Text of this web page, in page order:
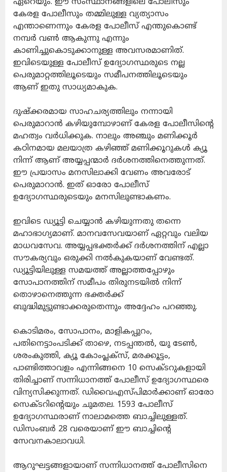
കേരള പോലീസും തമ്മിലുള്ള വ്യത്യാസം
എന്താണെന്നും കേരള പോലീസ് എന്തുകൊണ്ട്
നമ്പര്‍ വണ്‍ ആകുന്നു എന്നും
കാണിച്ചുകൊടുക്കാനുള്ള അവസരമാണിത്.
ഇവിടെയുള്ള പോലീസ് ഉദ്യോഗസ്ഥരുടെ നല്ല
പെരുമാറ്റത്തിലൂടെയും സമീപനത്തിലൂടെയും
ആണ് ഇതു സാധ്യമാകുക.
ദുഷ്‌ക്കരമായ സാഹചര്യത്തിലും നന്നായി
പെരുമാറാന്‍ കഴിയുമ്പോഴാണ് കേരള പോലീസിന്റെ
മഹത്വം വര്‍ധിക്കുക. നാലും അഞ്ചും മണിക്കൂര്‍
കഠിനമായ മലയാത്ര കഴിഞ്ഞ് മണിക്കൂറുകള്‍ ക്യൂ
നിന്ന് ആണ് അയ്യപ്പന്മാര്‍ ദര്‍ശനത്തിനെത്തുന്നത്.
ഈ പ്രയാസം മനസിലാക്കി വേണം അവരോട്
പെരുമാറാന്‍. ഇത് ഓരോ പോലീസ്
ഉദ്യോഗസ്ഥരുടെയും മനസിലുണ്ടാകണം.
ഇവിടെ ഡ്യൂട്ടി ചെയ്യാന്‍ കഴിയുന്നതു തന്നെ
മഹാഭാഗ്യമാണ്. മാനവസേവയാണ് ഏറ്റവും വലിയ
മാധവസേവ. അയ്യപ്പഭക്തര്‍ക്ക് ദര്‍ശനത്തിന് എല്ലാ
സൗകര്യവും ഒരുക്കി നല്‍കുകയാണ് വേണ്ടത്.
ഡ്യൂട്ടിയിലുള്ള സമയത്ത് അല്ലാത്തപ്പോഴും
സോപാനത്തിന് സമീപം തിരുനടയില്‍ നിന്ന്
തൊഴാനെത്തുന്ന ഭക്തര്‍ക്ക്
ബുദ്ധിമുട്ടുണ്ടാക്കരുതെന്നും അദ്ദേഹം പറഞ്ഞു.
കൊടിമരം, സോപാനം, മാളികപ്പുറം,
പതിനെട്ടാംപടിക്ക് താഴെ, നടപ്പന്തല്‍, യു ടേണ്‍,
ശരംകുത്തി, ക്യൂ കോംപ്ലക്സ്, മരക്കൂട്ടം,
പാണ്ടിത്താവളം എന്നിങ്ങനെ 10 സെക്ടറുകളായി
തിരിച്ചാണ് സന്നിധാനത്ത് പോലീസ് ഉദ്യോഗസ്ഥരെ
വിന്യസിക്കുന്നത്. ഡിവൈഎസ്പിമാര്‍ക്കാണ് ഓരോ
സെക്ടറിന്റെയും ചുമതല. 1593 പോലീസ്
ഉദ്യോഗസ്ഥരാണ് നാലാമത്തെ ബാച്ചിലുള്ളത്.
ഡിസംബര്‍ 28 വരെയാണ് ഈ ബാച്ചിന്റെ
സേവനകാലാവധി.
ആറുഘട്ടങ്ങളായാണ് സന്നിധാനത്ത് പോലീസിനെ